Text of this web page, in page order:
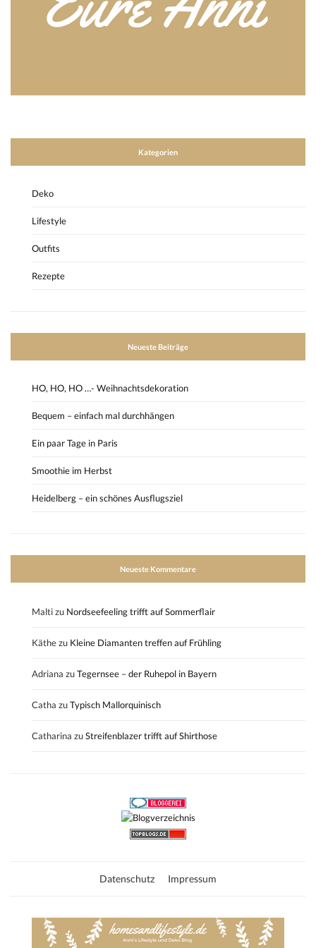
Kategorien
Deko
Lifestyle
Outfits
Rezepte
Neueste Beiträge
HO, HO, HO …- Weihnachtsdekoration
Bequem – einfach mal durchhängen
Ein paar Tage in Paris
Smoothie im Herbst
Heidelberg – ein schönes Ausflugsziel
Neueste Kommentare
Maltizu Nordseefeeling trifft auf Sommerflair
Käthezu Kleine Diamanten treffen auf Frühling
Adriana zuTegernsee – der Ruhepol in Bayern
Catha zuTypisch Mallorquinisch
Catharina zuStreifenblazer trifft auf Shirthose
Datenschutz Impressum